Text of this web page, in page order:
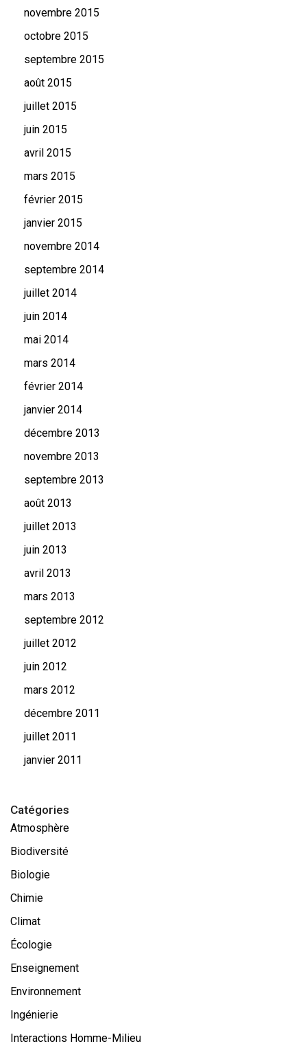
novembre 2015
octobre 2015
septembre 2015
août 2015
juillet 2015
juin 2015
avril 2015
mars 2015
février 2015
janvier 2015
novembre 2014
septembre 2014
juillet 2014
juin 2014
mai 2014
mars 2014
février 2014
janvier 2014
décembre 2013
novembre 2013
septembre 2013
août 2013
juillet 2013
juin 2013
avril 2013
mars 2013
septembre 2012
juillet 2012
juin 2012
mars 2012
décembre 2011
juillet 2011
janvier 2011
Catégories
Atmosphère
Biodiversité
Biologie
Chimie
Climat
Écologie
Enseignement
Environnement
Ingénierie
Interactions Homme-Milieu